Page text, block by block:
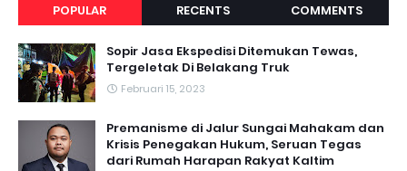
POPULAR RECENTS COMMENTS
Sopir Jasa Ekspedisi Ditemukan Tewas,
Tergeletak Di Belakang Truk
Februari 15, 2023
Premanisme di Jalur Sungai Mahakam dan
Krisis Penegakan Hukum, Seruan Tegas
dari Rumah Harapan Rakyat Kaltim